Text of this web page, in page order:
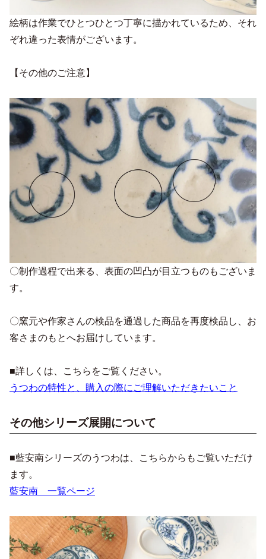
絵柄は作業でひとつひとつ丁寧に描かれているため、それ
ぞれ違った表情がございます。
【その他のご注意】
〇制作過程で出来る、表面の凹凸が目立つものもございま
す。
〇窯元や作家さんの検品を通過した商品を再度検品し、お
客さまのもとへお届けしています。
■詳しくは、こちらをご覧ください。
うつわの特性と、購入の際にご理解いただきたいこと
その他シリーズ展開について
■藍安南シリーズのうつわは、こちらからもご覧いただけ
ます。
藍安南 一覧ページ